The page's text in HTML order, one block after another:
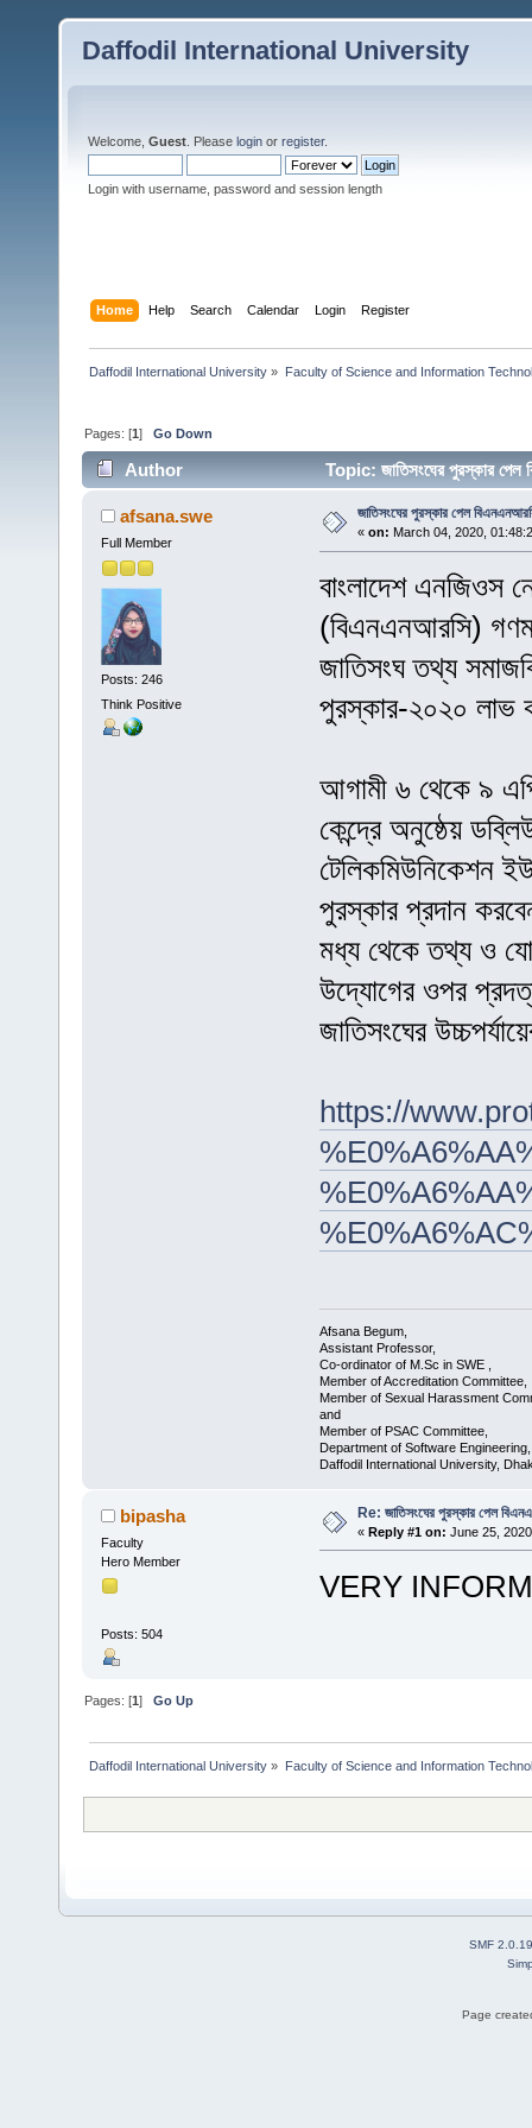
Daffodil International University
Welcome, Guest . Please login or register.
Login with username, password and session length
Home Help Search Calendar Login Register
Daffodil International University » Faculty of Science and Information
Pages: [1]Go Down
Author Topic: জাতিসংঘের পুরস্কার
afsana.swe
Full Member
Posts: 246
Think Positive
জাতিসংঘের পুরস্কার পেল
« on: March 04, 2020,
বাংলাদেশ এনজিওস
(বিএনএনআরসি)
জাতিসংঘ তথ্য
পুরস্কার-২০২০ লাভ
আগামী ৬ থেকে ৯
কেন্দ্রে অনুষ্ঠেয়
টেলিকমিউনিকেশন
পুরস্কার প্রদান
মধ্য থেকে তথ্য ও
উদ্যোগের ওপর
জাতিসংঘের
https://
Afsana Begum,
Assistant Professor,
Co-ordinator of M.Sc in SWE ,
Member of Accreditation Committee,
Member of Sexual Harassment
and
Member of PSAC Committee,
Department of Software Engineering,
Daffodil International University,
bipasha
Faculty
Hero Member
Posts: 504
Re: জাতিসংঘের পুরস্কার পেল
« Reply #1 on: June 25,
VERY
Pages: [1]Go Up
Daffodil International University » Faculty of Science and Information
SMF 2.0.19
Page